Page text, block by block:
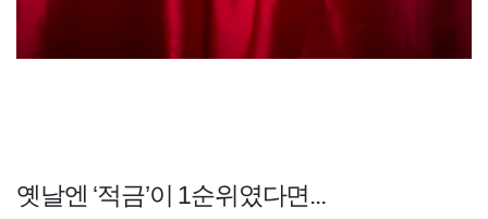
옛날엔 ‘적금’이 1순위였다면...